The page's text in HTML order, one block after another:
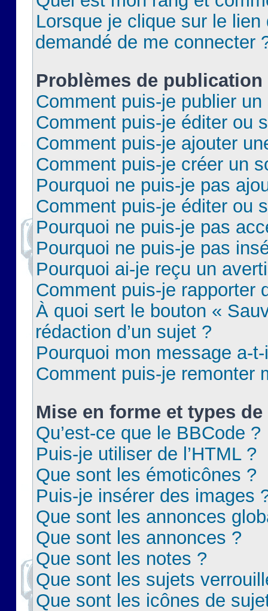
Lorsque je clique sur le lien
demandé de me connecter
Problèmes de publication
Comment puis-je publier
Comment puis-je éditer ou
Comment puis-je ajouter
Comment puis-je créer un
Pourquoi ne puis-je pas
Comment puis-je éditer ou
Pourquoi ne puis-je pas
Pourquoi ne puis-je pas
Pourquoi ai-je reçu un
Comment puis-je rapporter
À quoi sert le bouton «
rédaction d’un sujet ?
Pourquoi mon message a-
Comment puis-je remonter
Mise en forme et types
Qu’est-ce que le BBCode ?
Puis-je utiliser de l’HTML ?
Que sont les émoticônes ?
Puis-je insérer des images
Que sont les annonces
Que sont les annonces ?
Que sont les notes ?
Que sont les sujets
Que sont les icônes de